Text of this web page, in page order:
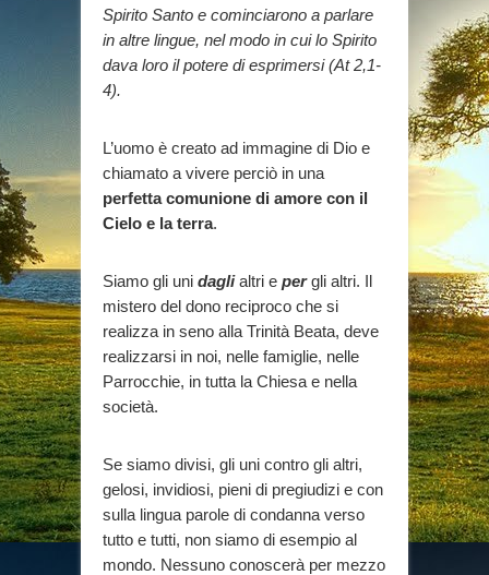
Spirito Santo e cominciarono a parlare
in altre lingue, nel modo in cui lo Spirito
dava loro il potere di esprimersi (At 2,1-
4).
L’uomo è creato ad immagine di Dio e
chiamato a vivere perciò in una
perfetta comunione di amore con il
Cielo e la terra.
Siamo gli uni daglialtri e pergli altri. Il
mistero del dono reciproco che si
realizza in seno alla Trinità Beata, deve
realizzarsi in noi, nelle famiglie, nelle
Parrocchie, in tutta la Chiesa e nella
società.
Se siamo divisi, gli uni contro gli altri,
gelosi, invidiosi, pieni di pregiudizi e con
sulla lingua parole di condanna verso
tutto e tutti, non siamo di esempio al
mondo. Nessuno conoscerà per mezzo